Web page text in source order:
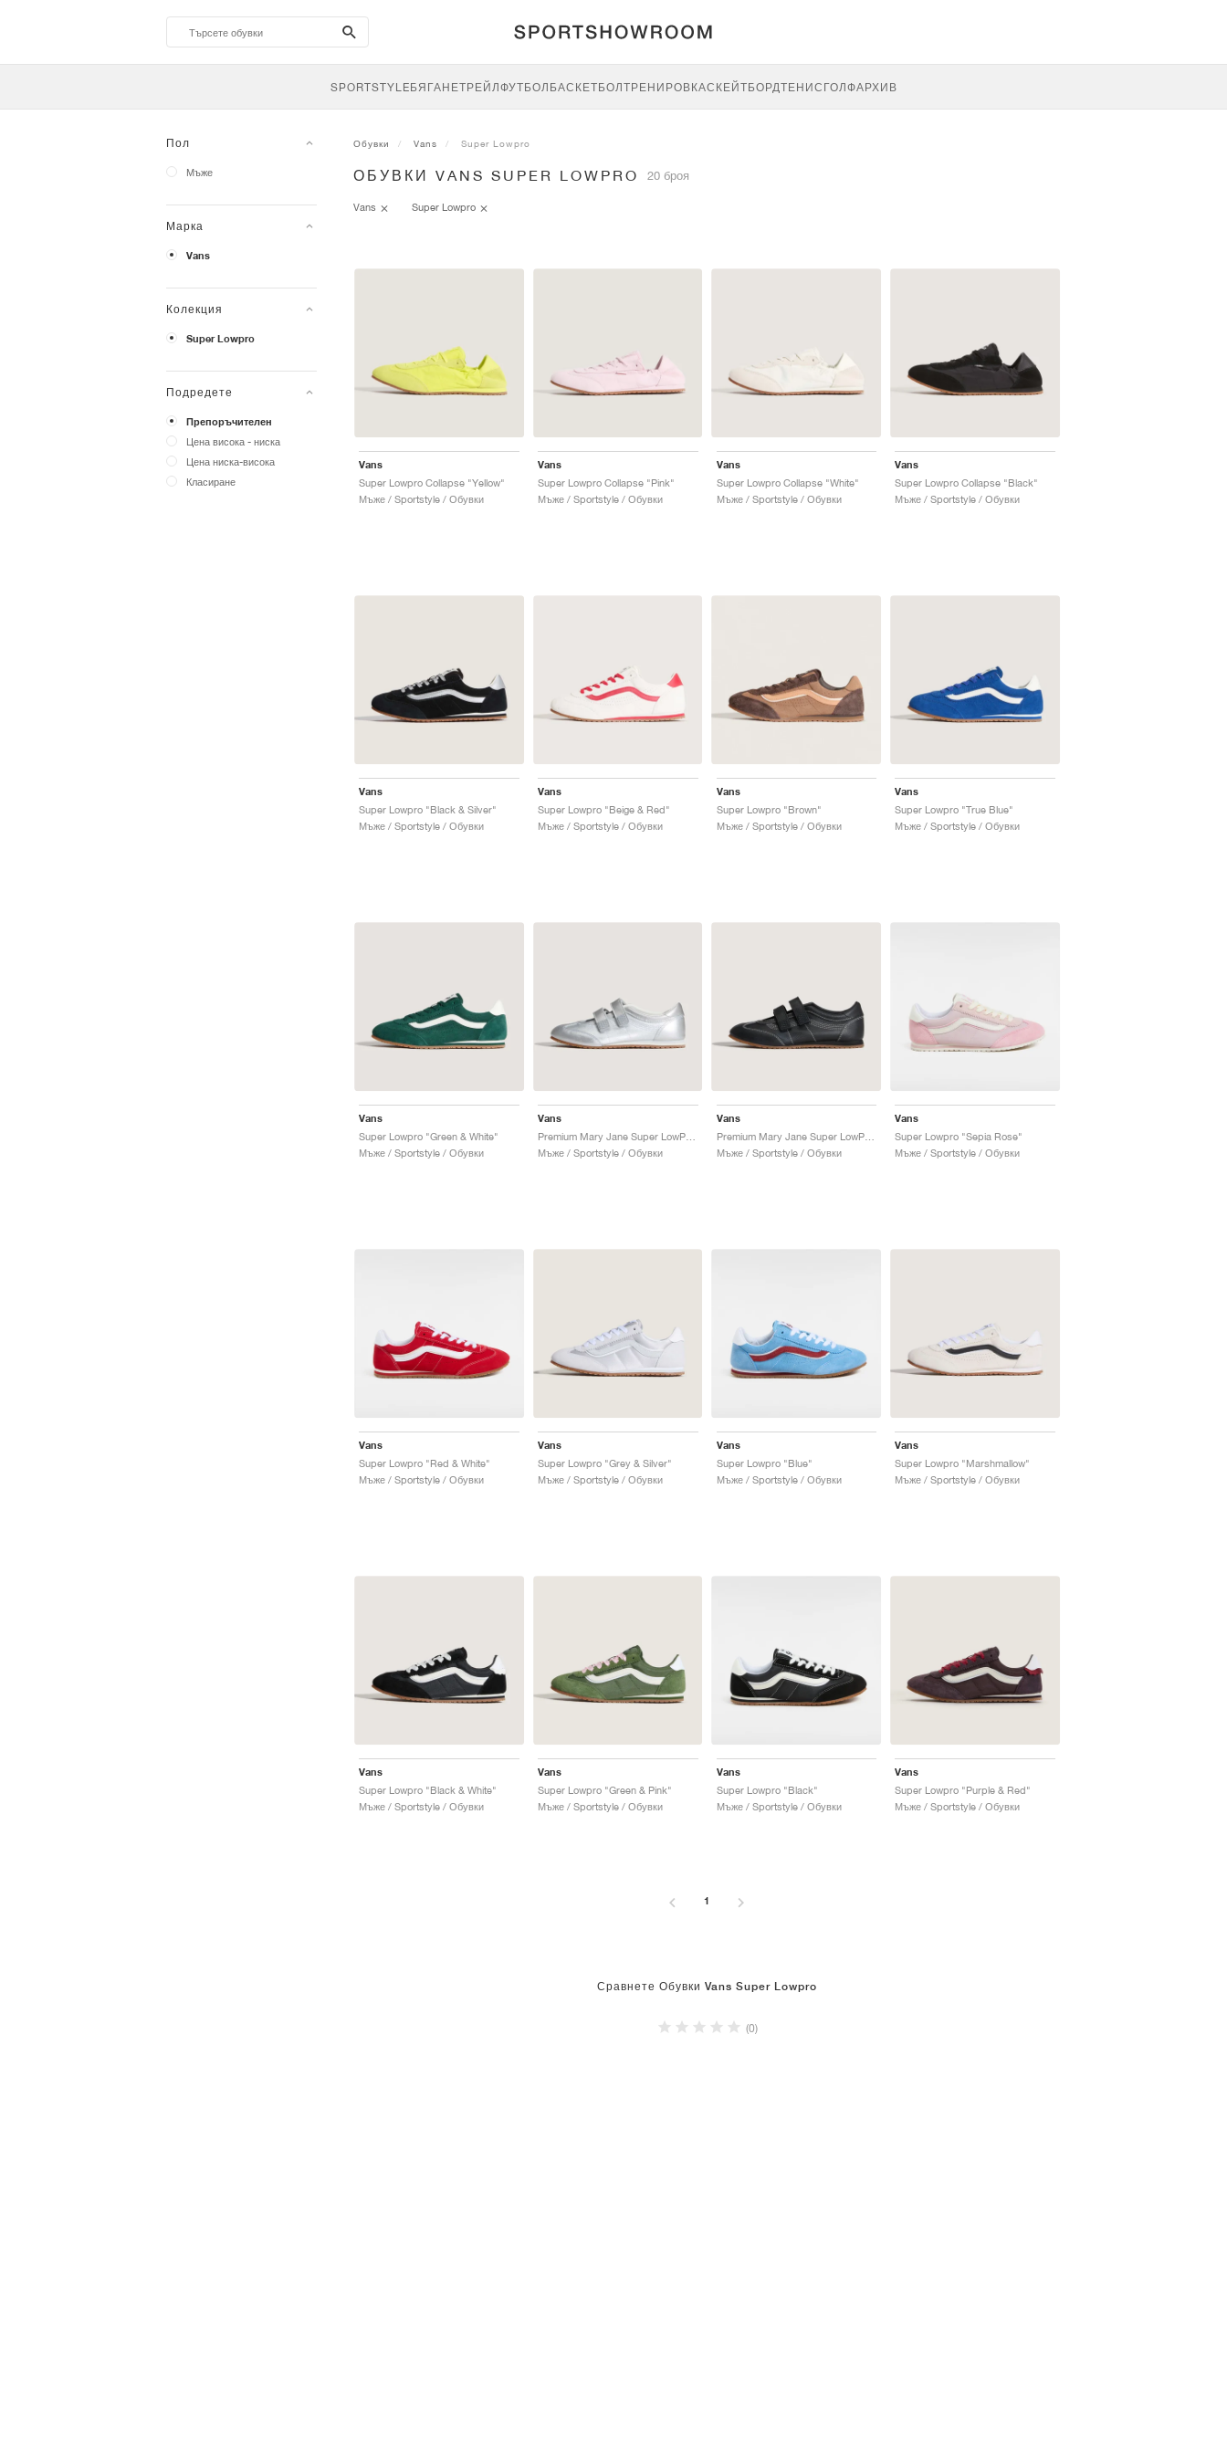
search-
btn
SPORTSTYLEБЯГАНЕТРЕЙЛФУТБОЛ БАСКЕТБОЛТРЕНИРОВКАСКЕЙТБОРДТЕНИС ГОЛФАРХИВ
Пол
Мъже
Марка
Vans
Колекция
Super Lowpro
Подредете
Препоръчителен
Цена висока - ниска
Цена ниска-висока
Класиране
Обувки Vans Super Lowpro
ОБУВКИ VANS SUPER LOWPRO 20 броя
Vans Super Lowpro
Vans
Super Lowpro Collapse "Yellow"
Мъже / Sportstyle / Обувки
Vans
Super Lowpro Collapse "Pink"
Мъже / Sportstyle / Обувки
Vans
Super Lowpro Collapse "White"
Мъже / Sportstyle / Обувки
Vans
Super Lowpro Collapse "Black"
Мъже / Sportstyle / Обувки
Vans
Super Lowpro "Black & Silver"
Мъже / Sportstyle / Обувки
Vans
Super Lowpro "Beige & Red"
Мъже / Sportstyle / Обувки
Vans
Super Lowpro "Brown"
Мъже / Sportstyle / Обувки
Vans
Super Lowpro "True Blue"
Мъже / Sportstyle / Обувки
Vans
Super Lowpro "Green & White"
Мъже / Sportstyle / Обувки
Vans
Premium Mary Jane Super LowPro "Silver"
Мъже / Sportstyle / Обувки
Vans
Premium Mary Jane Super LowPro "Black"
Мъже / Sportstyle / Обувки
Vans
Super Lowpro "Sepia Rose"
Мъже / Sportstyle / Обувки
Vans
Super Lowpro "Red & White"
Мъже / Sportstyle / Обувки
Vans
Super Lowpro "Grey & Silver"
Мъже / Sportstyle / Обувки
Vans
Super Lowpro "Blue"
Мъже / Sportstyle / Обувки
Vans
Super Lowpro "Marshmallow"
Мъже / Sportstyle / Обувки
Vans
Super Lowpro "Black & White"
Мъже / Sportstyle / Обувки
Vans
Super Lowpro "Green & Pink"
Мъже / Sportstyle / Обувки
Vans
Super Lowpro "Black"
Мъже / Sportstyle / Обувки
Vans
Super Lowpro "Purple & Red"
Мъже / Sportstyle / Обувки
1
Сравнете Обувки Vans Super Lowpro
(0)